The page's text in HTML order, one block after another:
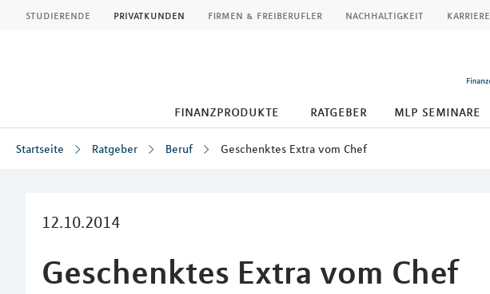
studierende privatkunden firmen & freiberufler nachhaltigkeit karriere
finanzprodukte ratgeber mlp seminare
Startseite Ratgeber Beruf Geschenktes Extra vom Chef
12.10.2014
Geschenktes Extra vom Chef